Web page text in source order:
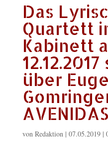
Das
Quartett
Kabinett
über
AVENIDAS
von Redaktion| 07.05.2019|